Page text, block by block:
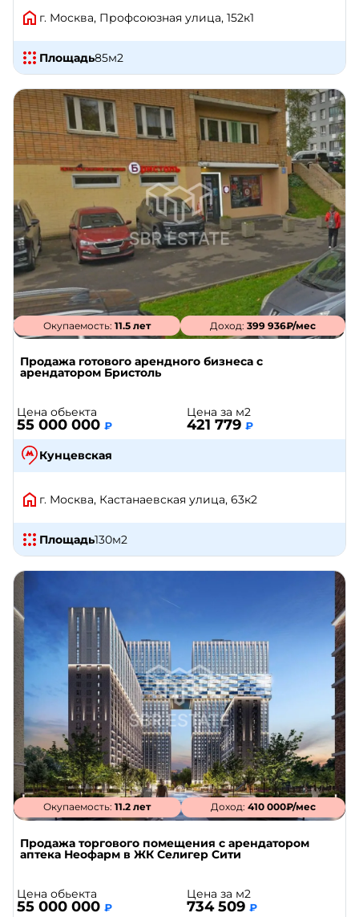
г. Москва, Профсоюзная улица, 152к1
Площадь85м2
Окупаемость: 11.5 лет Доход:399 936₽/мес
Продажа готового арендного бизнеса с
арендатором Бристоль
Цена обьекта
55 000 000 ₽
Цена за м2
421 779 ₽
Кунцевская
г. Москва, Кастанаевская улица, 63к2
Площадь130м2
Окупаемость:11.2 лет Доход: 410 000₽/мес
Продажа торгового помещения с арендатором
аптека Неофарм в ЖК Селигер Сити
Цена обьекта
55 000 000 ₽
Цена за м2
734 509 ₽